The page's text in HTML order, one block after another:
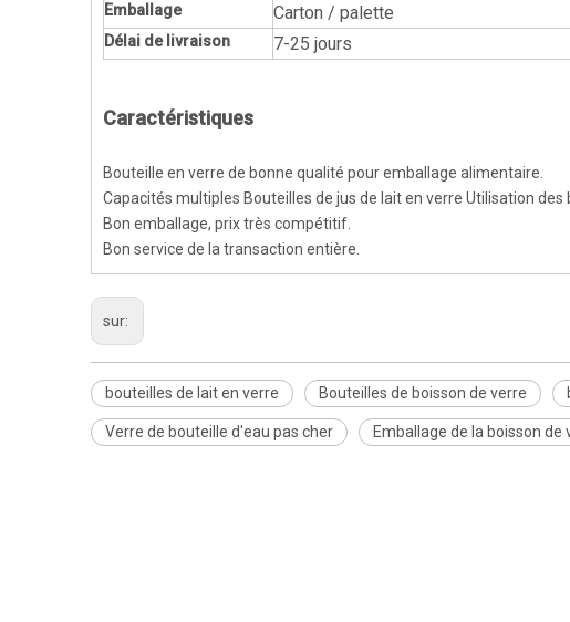
Emballage Carton / palette
Délai de livraison 7-25 jours
Caractéristiques
Bouteille en verre de bonne qualité pour emballage alimentaire.
Capacités multiples Bouteilles de jus de lait en verre Utilisation des
Bon emballage, prix très compétitif.
Bon service de la transaction entière.
sur:
bouteilles de lait en verre Bouteilles de boisson de verre
Verre de bouteille d'eau pas cher Emballage de la boisson de